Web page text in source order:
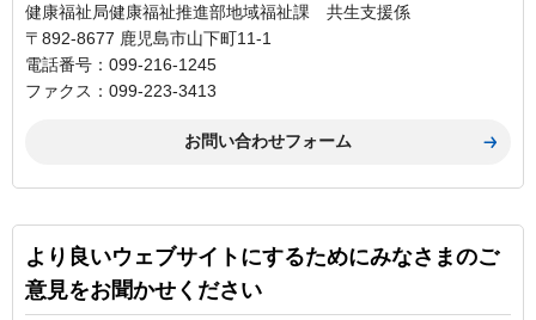
健康福祉局健康福祉推進部地域福祉課 共生支援係
〒892-8677 鹿児島市山下町11-1
電話番号：099-216-1245
ファクス：099-223-3413
より良いウェブサイトにするためにみなさまのご
意見をお聞かせください